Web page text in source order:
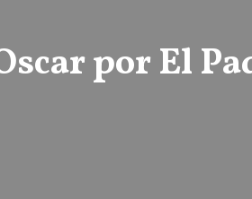
por El